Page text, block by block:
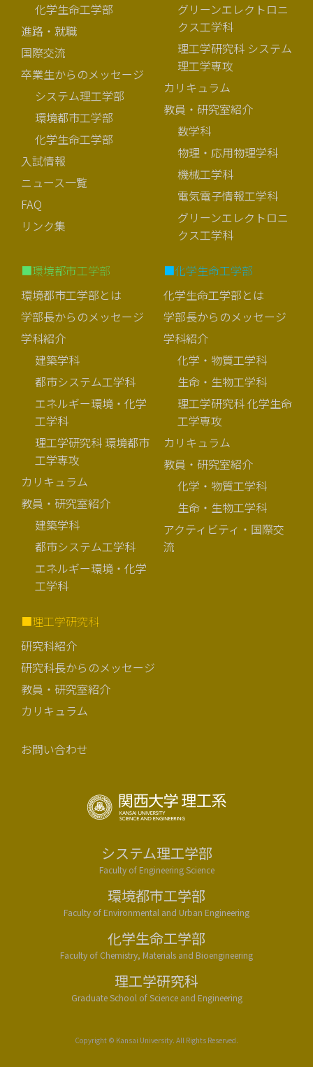
化学生命工学部
進路・就職
国際交流
卒業生からのメッセージ
システム理工学部
環境都市工学部
化学生命工学部
入試情報
ニュース一覧
FAQ
リンク集
グリーンエレクトロニ
クス工学科
理工学研究科 システム
理工学専攻
カリキュラム
教員・研究室紹介
数学科
物理・応用物理学科
機械工学科
電気電子情報工学科
グリーンエレクトロニ
クス工学科
■環境都市工学部
環境都市工学部とは
学部長からのメッセージ
学科紹介
建築学科
都市システム工学科
エネルギー環境・化学
工学科
理工学研究科 環境都市
工学専攻
カリキュラム
教員・研究室紹介
建築学科
都市システム工学科
エネルギー環境・化学
工学科
■化学生命工学部
化学生命工学部とは
学部長からのメッセージ
学科紹介
化学・物質工学科
生命・生物工学科
理工学研究科 化学生命
工学専攻
カリキュラム
教員・研究室紹介
化学・物質工学科
生命・生物工学科
アクティビティ・国際交
流
■理工学研究科
研究科紹介
研究科長からのメッセージ
教員・研究室紹介
カリキュラム
お問い合わせ
システム理工学部
Faculty of Engineering Science
環境都市工学部
Faculty of Environmental and Urban Engineering
化学生命工学部
Faculty of Chemistry, Materials and Bioengineering
理工学研究科
Graduate School of Science and Engineering
Copyright © Kansai University. All Rights Reserved.